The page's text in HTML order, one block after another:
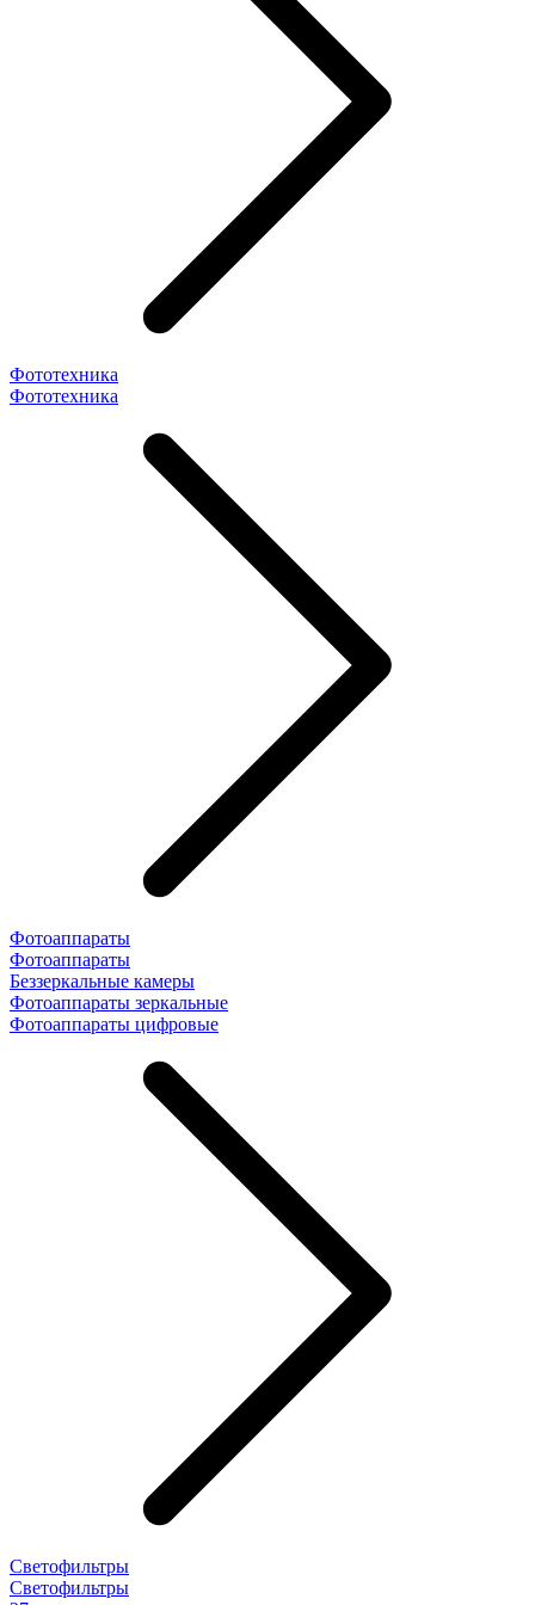
Фототехника
Фототехника
Фотоаппараты
Фотоаппараты
Беззеркальные камеры
Фотоаппараты зеркальные
Фотоаппараты цифровые
Светофильтры
Светофильтры